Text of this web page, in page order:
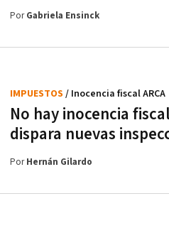
PorGabriela Ensinck
No hay inocencia
dispara nuevas
IMPUESTOS / Inocencia fiscal ARCA
PorHernán Gilardo